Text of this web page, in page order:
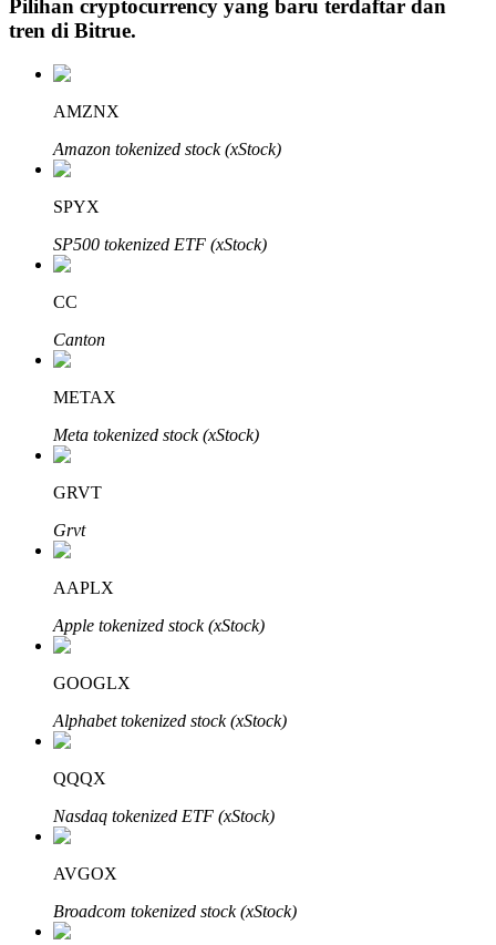
Investasi Otomatis
Raih keuntungan jangka panjang dan kepentingan fleksibel
Pelajari Staking
Pelajari tentang mendapatkan penghasilan pasif
Bitrue
AI
Mitra Bitrue
Pilihan cryptocurrency yang baru terdaftar dan
tren di Bitrue.
AMZNX
Amazon tokenized stock (xStock)
SPYX
SP500 tokenized ETF (xStock)
CC
Canton
METAX
Meta tokenized stock (xStock)
GRVT
Grvt
AAPLX
Apple tokenized stock (xStock)
GOOGLX
Alphabet tokenized stock (xStock)
QQQX
Nasdaq tokenized ETF (xStock)
AVGOX
Broadcom tokenized stock (xStock)